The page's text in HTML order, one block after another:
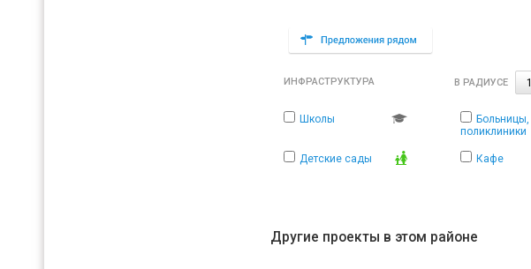
ИНФРАСТРУКТУРА В РАДИУСЕ 1
Школы
Больницы,
поликлиники
Детские сады Кафе
Другие проекты в этом районе